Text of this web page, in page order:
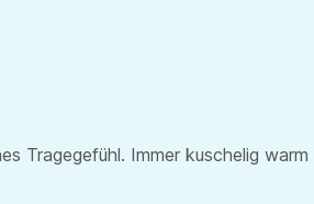
Tragegefühl. Immer kuschelig